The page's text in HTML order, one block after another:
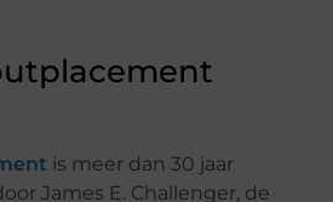
is meer dan 30 jaar
James E. Challenger, de